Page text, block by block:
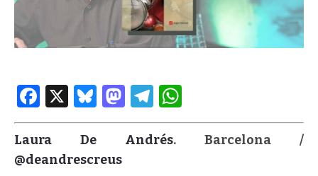
Facebook
X Bluesky
Mastodon
Telegram
Laura De Andrés. Barcelona /
@deandrescreus